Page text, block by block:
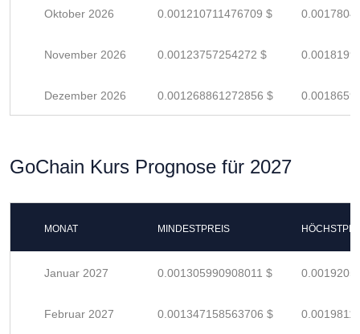
Oktober 2026 0.001210711476709 $
November 2026 0.00123757254272 $
Dezember 2026 0.001268861272856 $
GoChain Kurs Prognose für 2027
MONAT MINDESTPREIS
Januar 2027 0.001305990908011 $
Februar 2027 0.001347158563706 $